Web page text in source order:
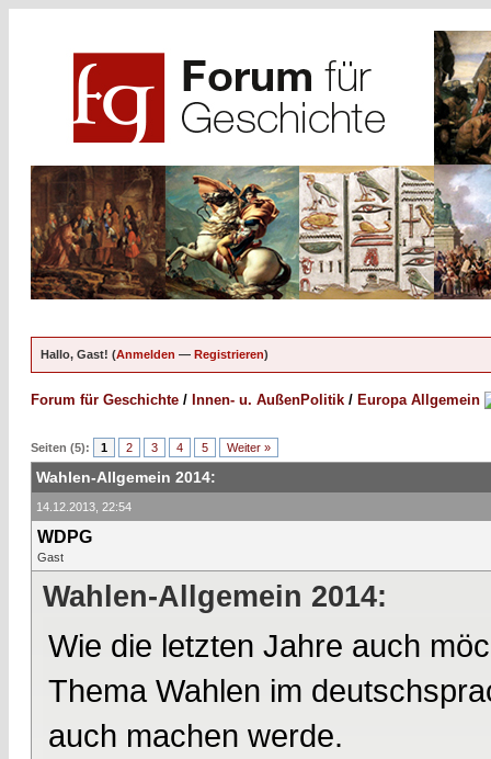
Hallo, Gast! (Anmelden — Registrieren)
Forum für Geschichte / Innen- u. AußenPolitik / Europa Allgemein
Seiten (5): 1 2 3 4 5 Weiter »
Wahlen-Allgemein 2014:
14.12.2013, 22:54
WDPG
Gast
Wahlen-Allgemein 2014:
Wie die letzten Jahre auch
Thema Wahlen im
auch machen werde.